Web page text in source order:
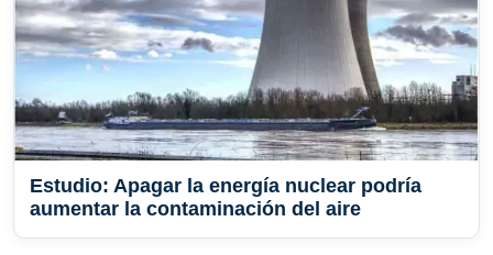
Estudio: Apagar la energía nuclear podría
aumentar la contaminación del aire